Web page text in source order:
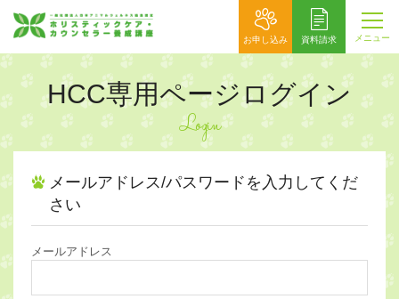
お申し込み 資料請求 メニュー
HCC専用ページログイン
Login
メールアドレス/パスワードを入力してくだ
さい
メールアドレス